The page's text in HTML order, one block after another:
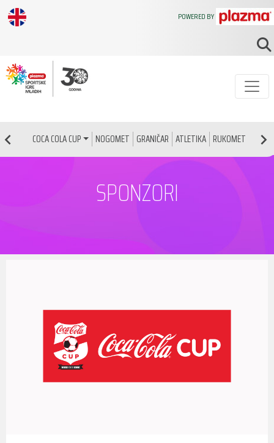
COCA COLA CUP NOGOMET GRANIČAR ATLETIKA RUKOMET
POWERED BY
SPONZORI